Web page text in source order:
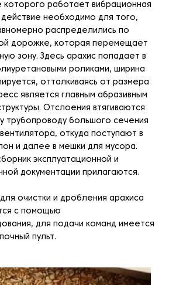
которого работает вибрационная
необходимо для того,
распределились по
дорожке, которая перемещает
зону. Здесь арахис попадает в
роликами, ширина
отталкиваясь от размера
является главным абразивным
Отслоения втягиваются
трубопроводу большого сечения
откуда поступают в
и далее в мешки для мусора.
эксплуатационной и
документации прилагаются.
очистки и дробления арахиса
с помощью
для подачи команд имеется
пульт.